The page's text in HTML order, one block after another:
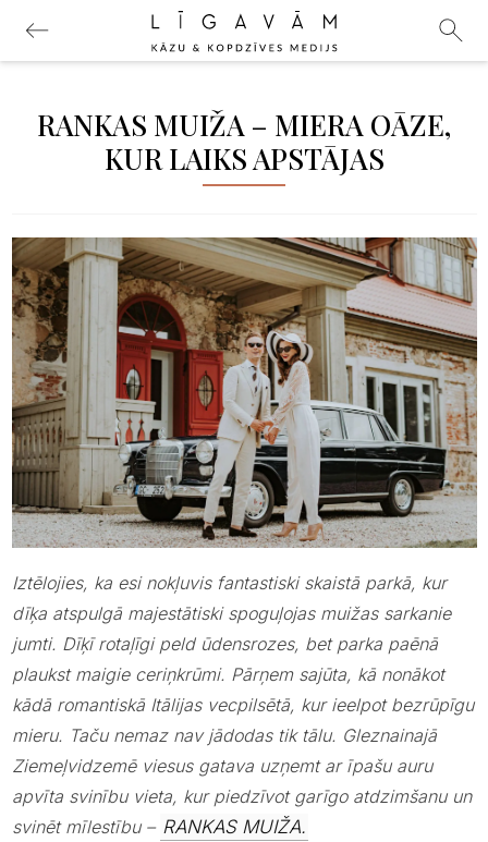
RANKAS MUIŽA – MIERA OĀZE,
KUR LAIKS APSTĀJAS
Iztēlojies, ka esi nokļuvis fantastiski skaistā parkā, kur
dīķa atspulgā majestātiski spoguļojas muižas sarkanie
jumti. Dīķī rotaļīgi peld ūdensrozes, bet parka paēnā
plaukst maigie ceriņkrūmi. Pārņem sajūta, kā nonākot
kādā romantiskā Itālijas vecpilsētā, kur ieelpot bezrūpīgu
mieru. Taču nemaz nav jādodas tik tālu. Gleznainajā
Ziemeļvidzemē viesus gatava uzņemt ar īpašu auru
apvīta svinību vieta, kur piedzīvot garīgo atdzimšanu un
svinēt mīlestību – RANKAS MUIŽA.